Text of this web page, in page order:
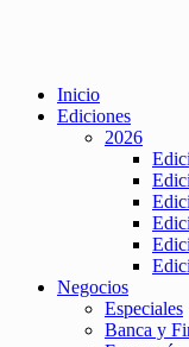
Inicio
Ediciones
2026
Negocios
Especiales
Banca y